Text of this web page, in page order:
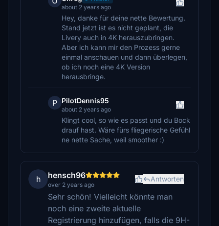
about 2 years ago
Hey, danke für deine nette Bewertung.
Stand jetzt ist es nicht geplant, die
Livery auch in 4K herauszubringen.
Aber ich kann mir den Prozess gerne
einmal anschauen und dann überlegen,
ob ich noch eine 4K Version
herausbringe.
P PilotDennis95
about 2 years ago
Klingt cool, so wie es passt und du Bock
drauf hast. Wäre fürs fliegerische Gefühl
ne nette Sache, weil smoother :)
h hensch96
over 2 years ago
Antworten
Sehr schön! Vielleicht könnte man
noch eine zweite aktuelle
Registrierung hinzufügen, falls die 9H-